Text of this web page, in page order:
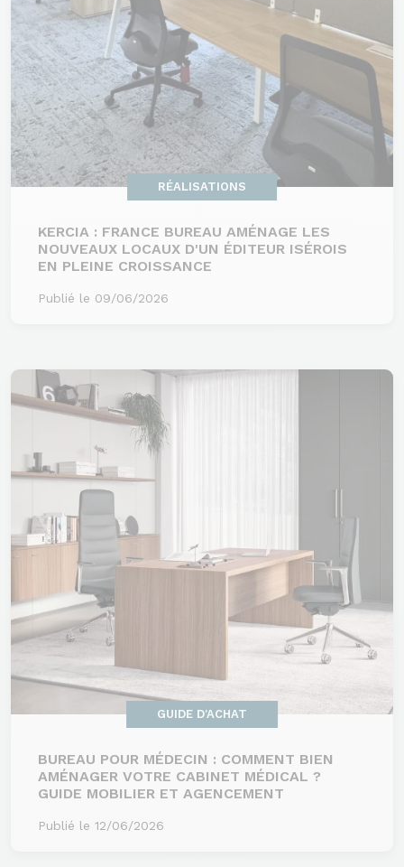
RÉALISATIONS
KERCIA : FRANCE BUREAU AMÉNAGE LES
NOUVEAUX LOCAUX D'UN ÉDITEUR ISÉROIS
EN PLEINE CROISSANCE
Publié le 09/06/2026
BUREAU POUR MÉDECIN : COMMENT BIEN
AMÉNAGER VOTRE CABINET MÉDICAL ?
GUIDE MOBILIER ET AGENCEMENT
GUIDE D'ACHAT
Publié le 12/06/2026